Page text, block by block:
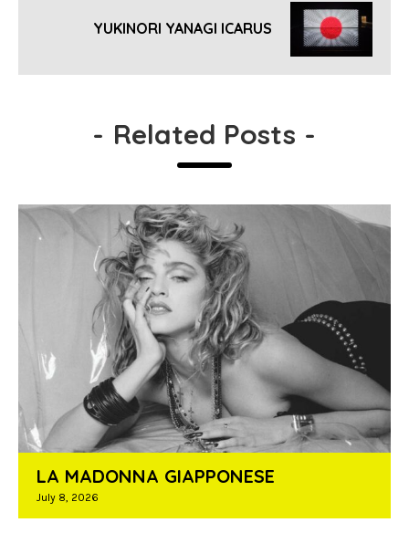
YUKINORI YANAGI ICARUS
- Related Posts -
LA MADONNA GIAPPONESE
July 8, 2026